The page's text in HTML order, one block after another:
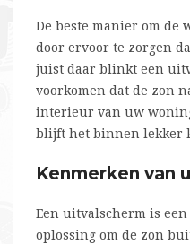
De beste manier om de
door ervoor te zorgen
juist daar blinkt een
voorkomen dat de zon
interieur van uw
blijft het binnen lekker
Kenmerken van
Een uitvalscherm is
oplossing om de zon